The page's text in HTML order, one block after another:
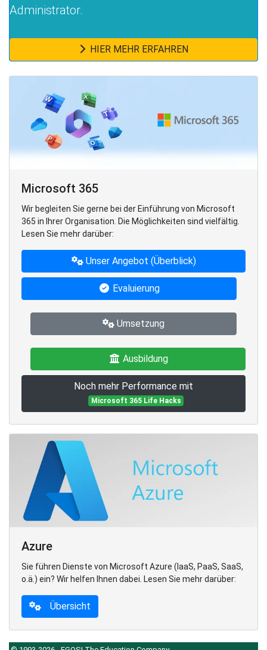
Administrator.
HIER MEHR ERFAHREN
Microsoft 365
Wir begleiten Sie gerne bei der Einführung von Microsoft
365 in Ihrer Organisation. Die Möglichkeiten sind vielfältig.
Lesen Sie mehr darüber:
Unser Angebot (Überblick)
Evaluierung
Umsetzung
Ausbildung
Noch mehr Performance mit
Microsoft 365 Life Hacks
Azure
Sie führen Dienste von Microsoft Azure (IaaS, PaaS, SaaS,
o.ä.) ein? Wir helfen Ihnen dabei. Lesen Sie mehr darüber:
Übersicht